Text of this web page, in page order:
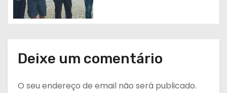
Deixe um comentário
O seu endereço de email não será publicado.